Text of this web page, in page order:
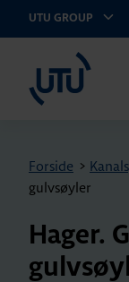
UTU GROUP
Forside >
gulvsøyler
Hager.